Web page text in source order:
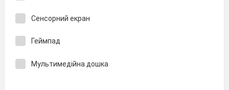
Сенсорний екран
Геймпад
Мультимедійна дошка